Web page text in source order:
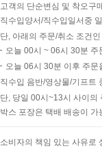
고객의 단순변심 및 착오구
직수입양서/직수입일서중
단, 아래의 주문/취소 조건
오늘 00시 ~ 06시 30분
오늘 06시 30분 이후 주
직수입 음반/영상물/기프트
단, 당일 00시~13시 사이의
박스 포장은 택배 배송이
소비자의 책임 있는 사유로